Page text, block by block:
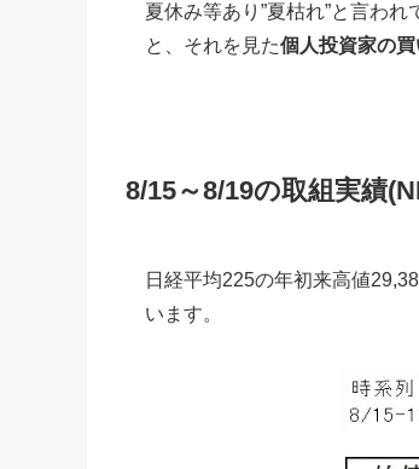
夏休み等あり”夏枯れ”と言わ
と、それを見た個人投資家の買
8/15～8/19の取組実績
日経平均225の年初来高値
います。